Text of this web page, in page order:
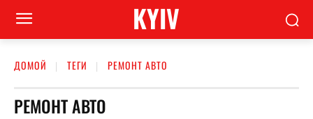
KYIV
ДОМОЙ ТЕГИ РЕМОНТ АВТО
РЕМОНТ АВТО